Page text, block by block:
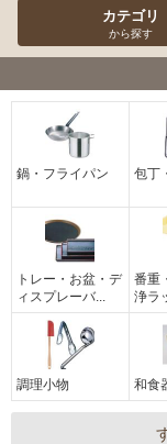
カテゴリ
から探す
鍋・フライパン 包丁
トレー・お盆・デ
ィスプレーバ...
番重
浄ラ
調理小物 和食